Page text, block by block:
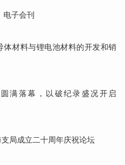
电子会刊
材料与锂电池材料的开发和销
满落幕，以破纪录盛况开启
局成立二十周年庆祝论坛